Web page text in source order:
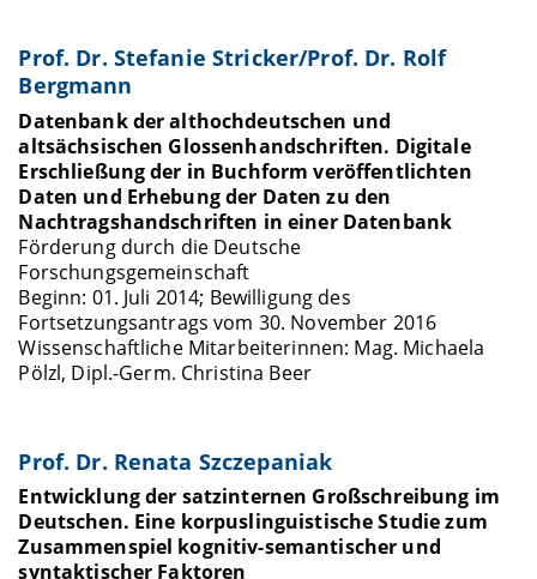
Prof. Dr. Stefanie Stricker/Prof. Dr. Rolf
Bergmann
Datenbank der althochdeutschen und
altsächsischen Glossenhandschriften. Digitale
Erschließung der in Buchform veröffentlichten
Daten und Erhebung der Daten zu den
Nachtragshandschriften in einer Datenbank
Förderung durch die Deutsche
Forschungsgemeinschaft
Beginn: 01. Juli 2014; Bewilligung des
Fortsetzungsantrags vom 30. November 2016
Wissenschaftliche Mitarbeiterinnen: Mag. Michaela
Pölzl, Dipl.-Germ. Christina Beer
Prof. Dr. Renata Szczepaniak
Entwicklung der satzinternen Großschreibung im
Deutschen. Eine korpuslinguistische Studie zum
Zusammenspiel kognitiv-semantischer und
syntaktischer Faktoren